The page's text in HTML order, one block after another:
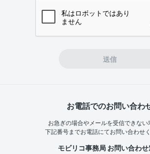
送信
お電話でのお問い合わ
お急ぎの場合やメールを受信できない
下記番号までお電話にてお問い合わせく
モビリコ事務局 お問い合わ